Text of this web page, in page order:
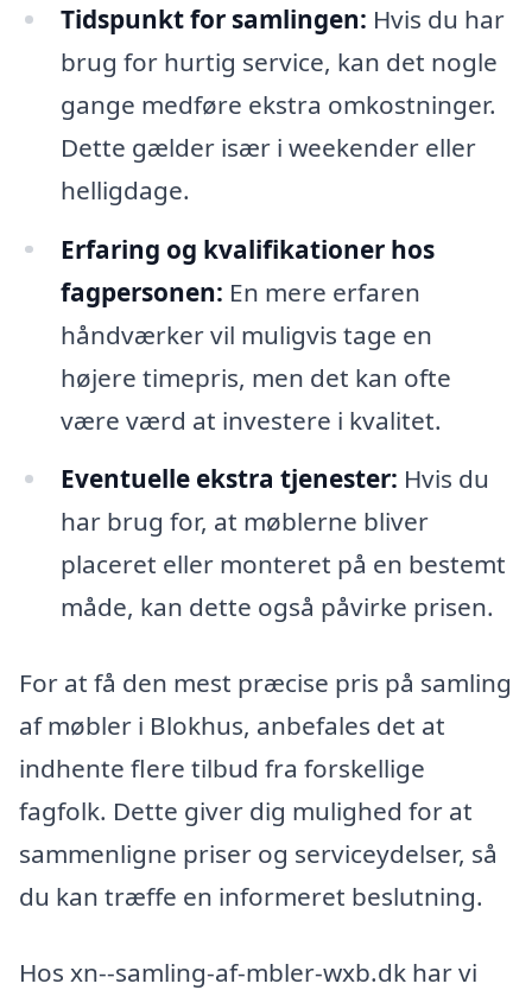
Tidspunkt for samlingen: Hvis du har
brug for hurtig service, kan det nogle
gange medføre ekstra omkostninger.
Dette gælder især i weekender eller
helligdage.
Erfaring og kvalifikationer hos
fagpersonen: En mere erfaren
håndværker vil muligvis tage en
højere timepris, men det kan ofte
være værd at investere i kvalitet.
Eventuelle ekstra tjenester: Hvis du
har brug for, at møblerne bliver
placeret eller monteret på en bestemt
måde, kan dette også påvirke prisen.
For at få den mest præcise pris på samling
af møbler i Blokhus, anbefales det at
indhente flere tilbud fra forskellige
fagfolk. Dette giver dig mulighed for at
sammenligne priser og serviceydelser, så
du kan træffe en informeret beslutning.
Hos xn--samling-af-mbler-wxb.dk har vi